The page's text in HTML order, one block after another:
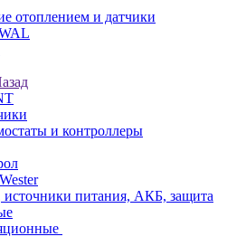
отоплением и датчики
и контроллеры
источники питания, АКБ, защита